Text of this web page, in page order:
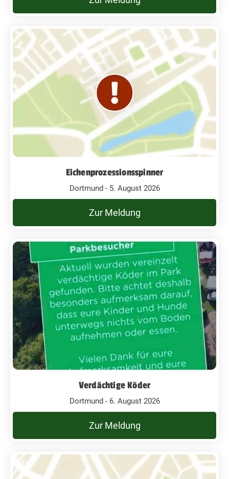
Eichenprozessionsspinner
Dortmund - 5. August 2026
Zur Meldung
Verdächtige Köder
Dortmund - 6. August 2026
Zur Meldung